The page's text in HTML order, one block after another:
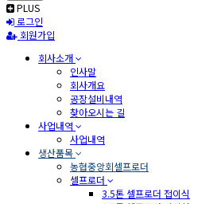
PLUS
로그인
회원가입
회사소개
인사말
회사개요
공장설비내역
찾아오시는 길
사업내역
사업내역
생산품목
농협중앙회셀프로더
셀프로더
3.5톤 셀프로더 접이식